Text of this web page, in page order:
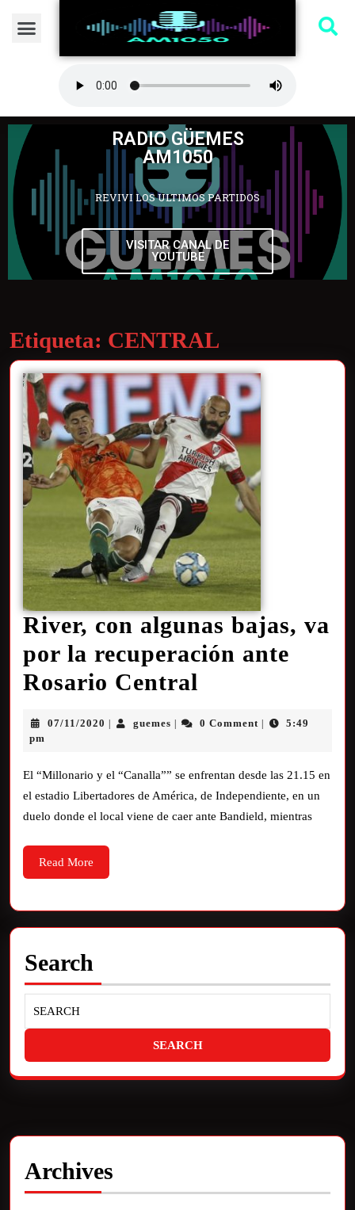
RADIO GÜEMES
AM1050
REVIVI LOS ULTIMOS PARTIDOS
VISITAR CANAL DE
YOUTUBE
Etiqueta: CENTRAL
River, con algunas bajas, va
por la recuperación ante
Rosario Central
07/11/2020 guemes 0 Comment
5:49
pm
El “Millonario y el “Canalla”” se enfrentan desde las 21.15 en
el estadio Libertadores de América, de Independiente, en un
duelo donde el local viene de caer ante Bandield, mientras
Read More
Search
Archives